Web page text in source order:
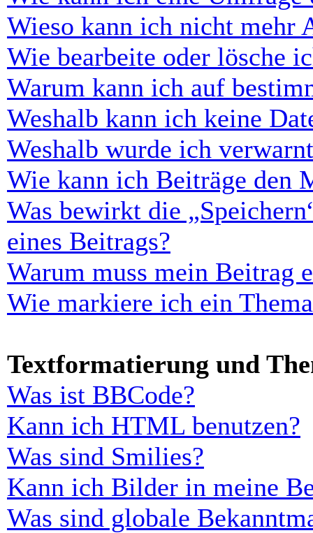
Wieso kann ich nicht mehr
Wie bearbeite oder lösche
Warum kann ich auf
Weshalb kann ich keine
Weshalb wurde ich
Wie kann ich Beiträge den
Was bewirkt die
eines Beitrags?
Warum muss mein Beitrag
Wie markiere ich ein
Textformatierung und
Was ist BBCode?
Kann ich HTML benutzen?
Was sind Smilies?
Kann ich Bilder in meine
Was sind globale